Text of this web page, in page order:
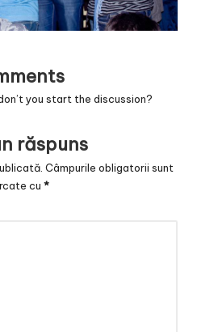
you start the discussion?
răspuns
Câmpurile obligatorii sunt
cu *